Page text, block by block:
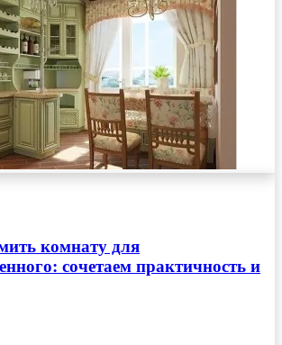
комнату для
сочетаем практичность и